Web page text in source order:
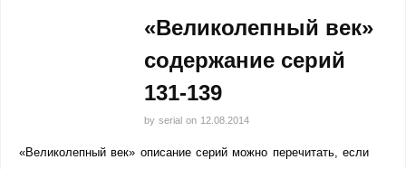
«Великолепный век»
содержание серий
131-139
by serial on 12.08.2014
«Великолепный век» описание серий можно перечитать, если